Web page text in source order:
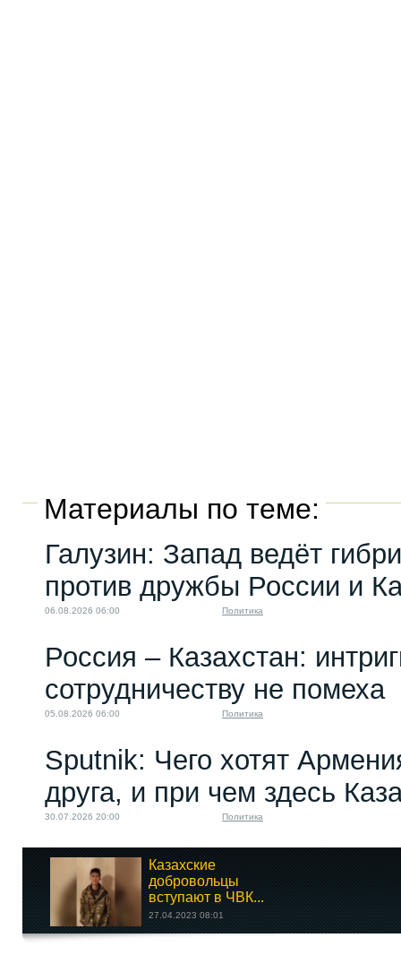
Материалы по теме:
Галузин: Запад ведёт
против дружбы России и
06.08.2026 06:00 Политика
Россия – Казахстан:
сотрудничеству не помеха
05.08.2026 06:00 Политика
Sputnik: Чего хотят
друга, и при чем здесь
30.07.2026 20:00 Политика
Казахские
добровольцы
вступают в ЧВК...
27.04.2023 08:01